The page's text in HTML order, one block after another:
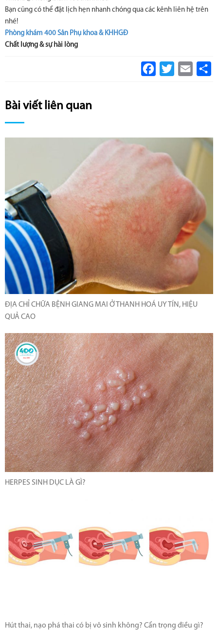
Bạn cũng có thể đặt lịch hẹn nhanh chóng qua các kênh liên hệ trên
nhé!
Phòng khám 400 Sản Phụ khoa & KHHGĐ
Chất lượng & sự hài lòng
Facebook
Twitter Email
Bài viết liên quan
ĐỊA CHỈ CHỮA BỆNH GIANG MAI Ở THANH HOÁ UY TÍN, HIỆU
QUẢ CAO
HERPES SINH DỤC LÀ GÌ?
Hút thai, nạo phá thai có bị vô sinh không? Cẩn trọng điều gì?